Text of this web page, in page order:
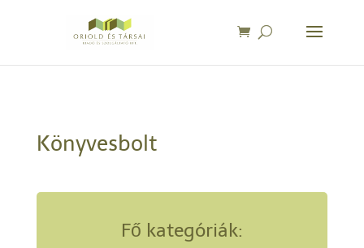
Könyvesbolt
Fő kategóriák: